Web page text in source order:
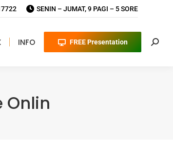
SENIN – JUMAT, 9 PAGI – 5 SORE
INFO FREE Presentation
Onlin